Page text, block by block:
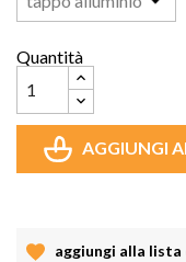
Quantità
AGGIUNGI
aggiungi alla